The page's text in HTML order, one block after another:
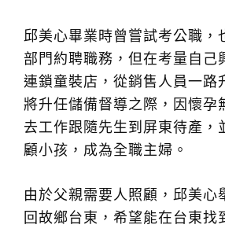
邱美心畢業時曾嘗試考公職，
部門約聘職務，但在考量自己
連鎖童裝店，從銷售人員一路
將升任儲備督導之際，因懷孕
去工作跟隨先生到屏東待產，
顧小孩，成為全職主婦。
由於父親需要人照顧，邱美心
回故鄉台東，希望能在台東找